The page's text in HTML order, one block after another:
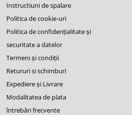
Instructiuni de spalare
Politica de cookie-uri
Politica de confidențialitate și
securitate a datelor
Termeni și condiții
Retururi si schimburi
Expediere și Livrare
Modalitatea de plata
întrebări frecvente